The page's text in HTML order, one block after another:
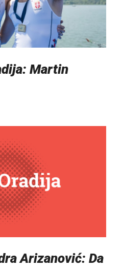
Martin
Arizanović: Da